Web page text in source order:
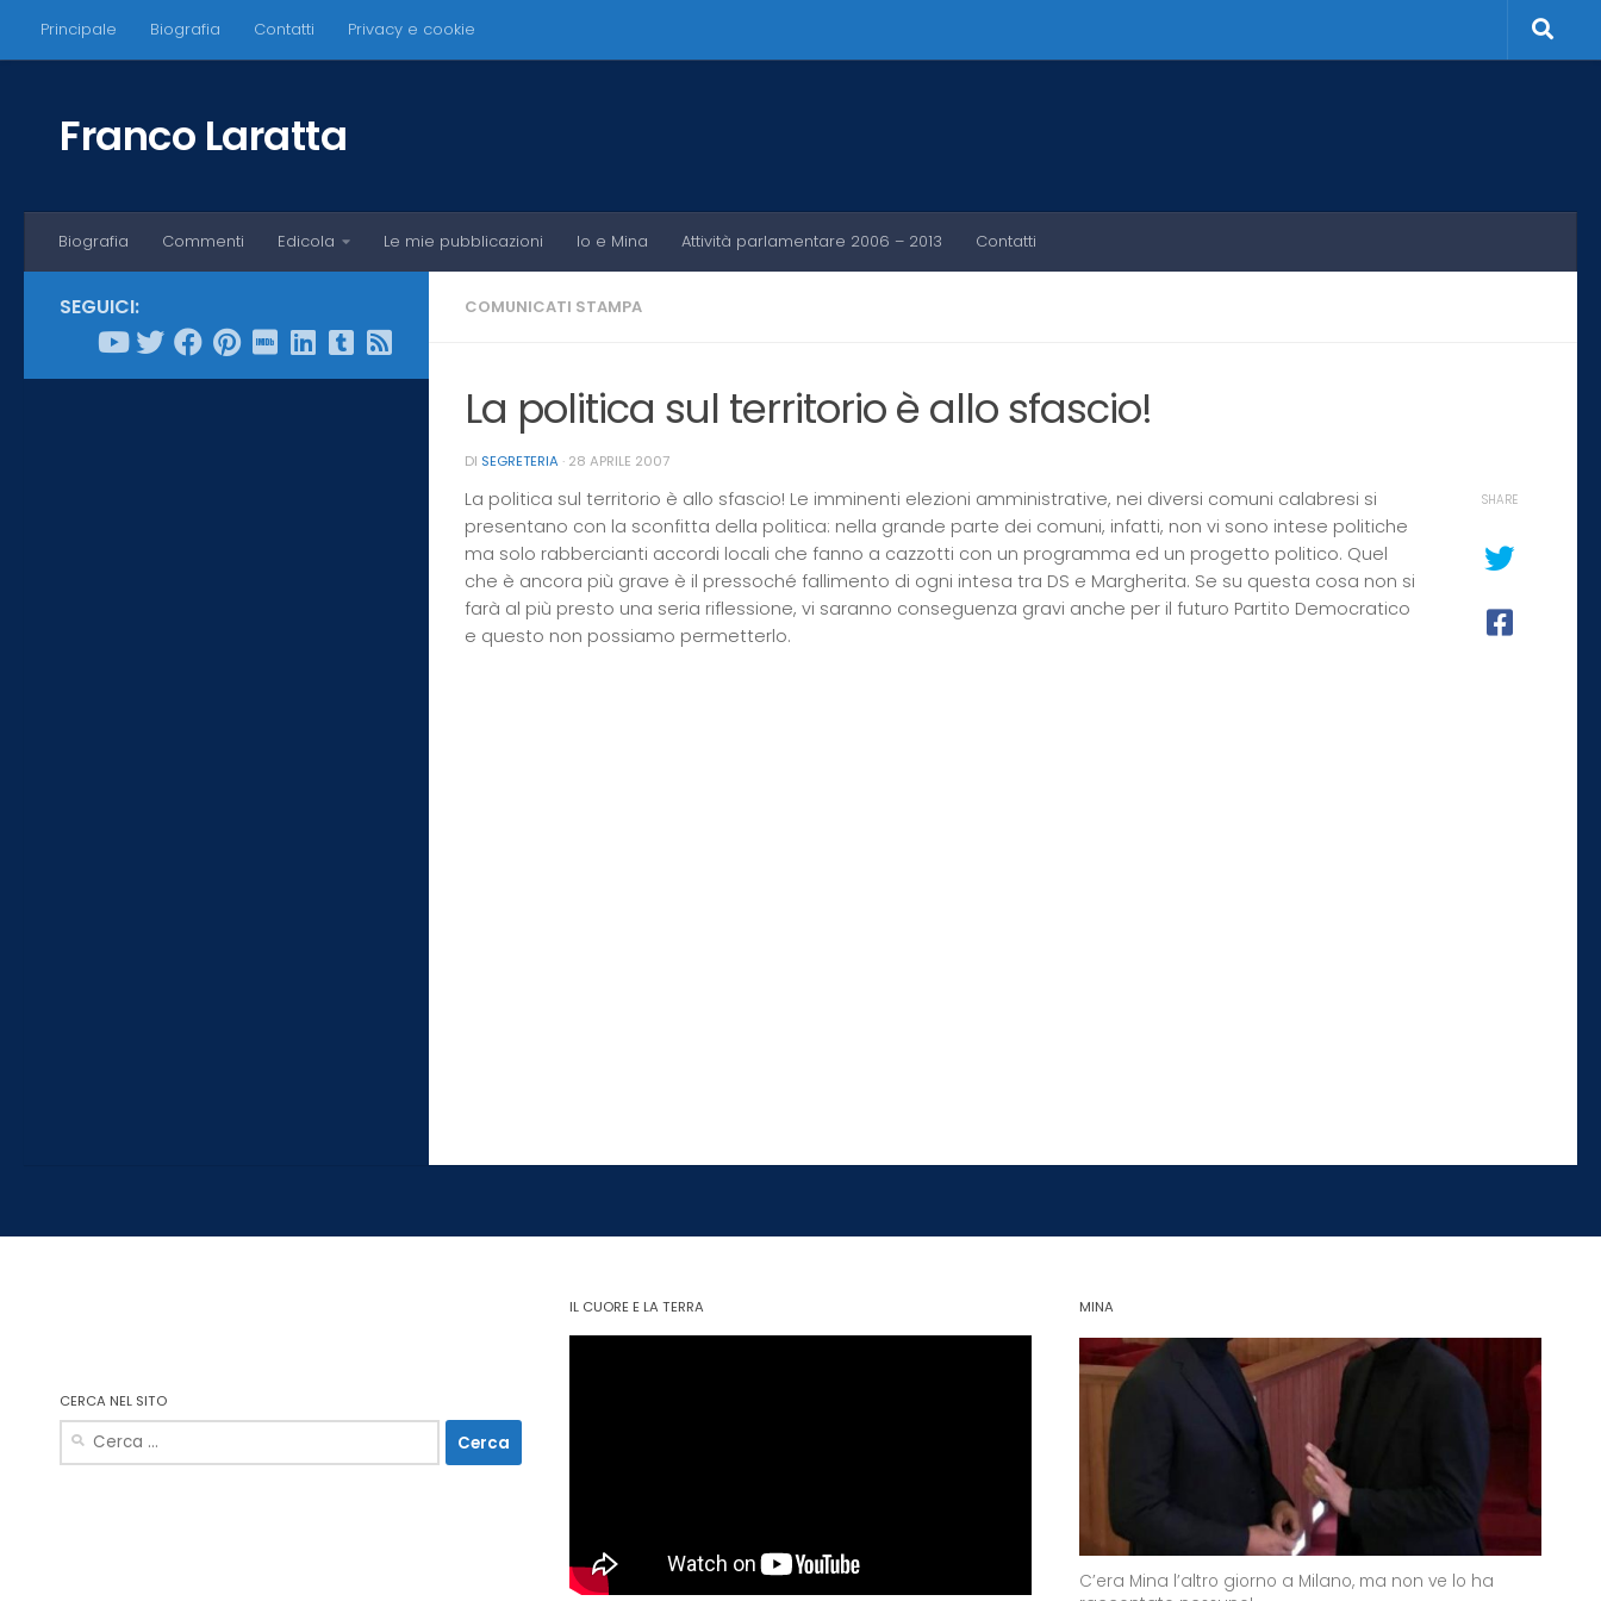
Salta al contenuto
Principale Biografia Contatti Privacy e cookie
Franco Laratta
Biografia Commenti Edicola Le mie pubblicazioni Io e Mina Attività parlamentare 2006 – 2013 Contatti
COMUNICATI STAMPA
La politica sul territorio è allo sfascio!
DI SEGRETERIA · 28 APRILE 2007
La politica sul territorio è allo sfascio! Le imminenti elezioni amministrative, nei diversi comuni calabresi si
presentano con la sconfitta della politica: nella grande parte dei comuni, infatti, non vi sono intese politiche
ma solo rabbercianti accordi locali che fanno a cazzotti con un programma ed un progetto politico. Quel
che è ancora più grave è il pressoché fallimento di ogni intesa tra DS e Margherita. Se su questa cosa non si
farà al più presto una seria riflessione, vi saranno conseguenza gravi anche per il futuro Partito Democratico
e questo non possiamo permetterlo.
SHARE
SEGUICI:
CERCA NEL SITO
Ricerca
per:
IL CUORE E LA TERRA MINA
C’era Mina l’altro giorno a Milano, ma non ve lo ha